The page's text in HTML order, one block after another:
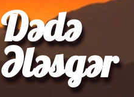
Dədə
Ələsgər